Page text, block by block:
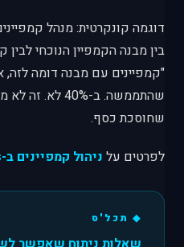
דוגמה קונקרטית: מנהל
בין מבנה הקמפיין הנוכחי
שהתממשה. ב-
שחוסכת כסף.
לפרטים על ניהול קמפיינים ב-Google Ads